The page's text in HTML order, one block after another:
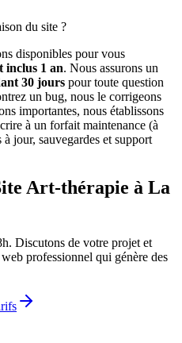
du site ?
disponibles pour vous
inclus 1 an. Nous assurons un
30 jours pour toute question
un bug, nous le corrigeons
importantes, nous établissons
à un forfait maintenance (à
jour, sauvegardes et support
Art-thérapie à La
Discutons de votre projet et
professionnel qui génère des